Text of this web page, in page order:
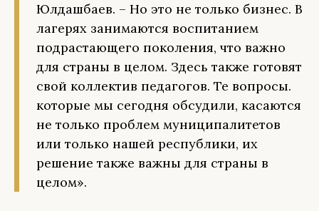
Юлдашбаев. – Но это не только бизнес. В
лагерях занимаются воспитанием
подрастающего поколения, что важно
для страны в целом. Здесь также готовят
свой коллектив педагогов. Те вопросы.
которые мы сегодня обсудили, касаются
не только проблем муниципалитетов
или только нашей республики, их
решение также важны для страны в
целом».